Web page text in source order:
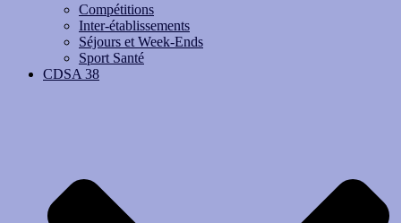
Compétitions
Inter-établissements
Séjours et Week-Ends
Sport Santé
CDSA 38